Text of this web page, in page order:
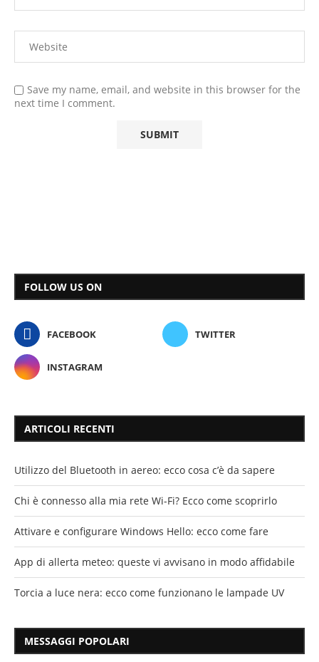
Save my name, email, and website in this browser for the
next time I comment.
FOLLOW US ON
FACEBOOK TWITTER
INSTAGRAM
ARTICOLI RECENTI
Utilizzo del Bluetooth in aereo: ecco cosa c’è da sapere
Chi è connesso alla mia rete Wi-Fi? Ecco come scoprirlo
Attivare e configurare Windows Hello: ecco come fare
App di allerta meteo: queste vi avvisano in modo affidabile
Torcia a luce nera: ecco come funzionano le lampade UV
MESSAGGI POPOLARI